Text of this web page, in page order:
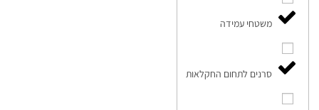
משטחי עמידה
סרנים לתחום החקלאות